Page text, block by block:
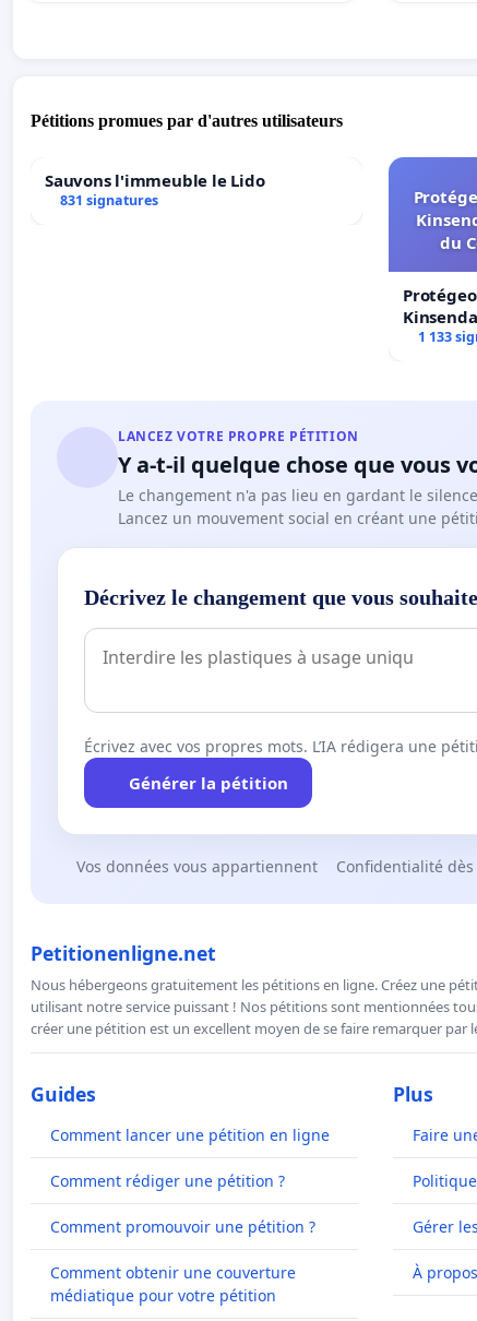
Pétitions promues par d'autres utilisateurs
Sauvons l'immeuble le Lido
831 signatures
du
Centre
1 133
LANCEZ VOTRE PROPRE PÉTITION
Y a-t-il quelque chose que vous
Le changement n'a pas lieu en gardant le
Lancez un mouvement social en créant une
Décrivez le changement que vous
Écrivez avec vos propres mots. L’IA rédigera une
Générer la pétition
Vos données vous appartiennent Confidentialité
Petitionenligne.net
Nous hébergeons gratuitement les pétitions en ligne. Créez une
utilisant notre service puissant ! Nos pétitions sont mentionnées
créer une pétition est un excellent moyen de se faire remarquer par
Guides
Comment lancer une pétition en ligne
Comment rédiger une pétition ?
Comment promouvoir une pétition ?
Comment obtenir une couverture
médiatique pour votre pétition
Plus
Faire
Gérer
À